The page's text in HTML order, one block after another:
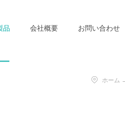
品 会社概要 お問い合わせ
ホーム